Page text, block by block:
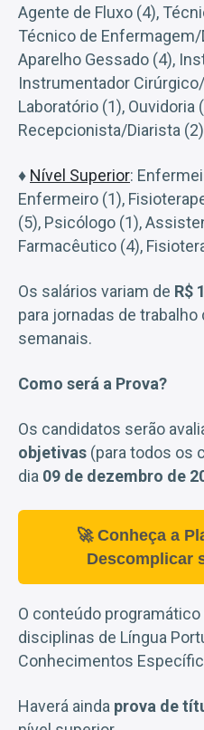
Agente de Fluxo (4),
Técnico de
Aparelho Gessado (4),
Instrumentador
Laboratório (1), Ouvidoria
Recepcionista/Diarista
♦ Nível Superior:
Enfermeiro (1),
(5), Psicólogo (1),
Farmacêutico (4),
Os salários variam de R$
para jornadas de trabalho
semanais.
Como será a Prova?
Os candidatos serão
objetivas (para todos os
dia 09 de dezembro de
🚀 Conheça a
Descomplicar
O conteúdo
disciplinas de Língua
Conhecimentos
Haverá ainda prova de